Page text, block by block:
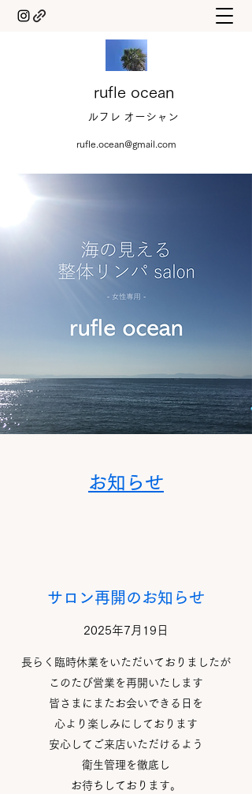
rufle ocean
ルフレ オーシャン
rufle.ocean@gmail.com
​お知らせ
サロン再開のお知らせ
2025年7月19日
長らく臨時休業をいただいておりましたが
このたび営業を再開いたします
皆さまにまたお会いできる日を
心より楽しみにしております
安心してご来店いただけるよう
衛生管理を徹底し
お待ちしております。